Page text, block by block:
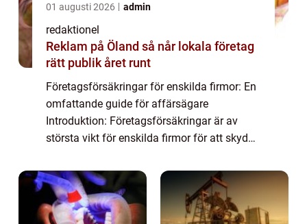
01 augusti 2026 admin
redaktionel
Reklam på Öland så når lokala företag
rätt publik året runt
Företagsförsäkringar för enskilda firmor: En
omfattande guide för affärsägare
Introduktion: Företagsförsäkringar är av
största vikt för enskilda firmor för att skydda
artikel kommer vi att ge en grundlig övers...